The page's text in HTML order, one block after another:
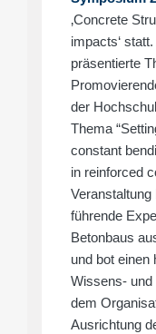
‚Concrete
impacts‘
präsentierte
der
Thema
constant
in reinforced
Veranstaltung
führende
Betonbaus
und bot einen
Wissens- und
dem
Ausrichtung